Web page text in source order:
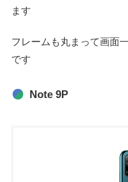
ます
フレームも丸まって画面
です
Note 9P